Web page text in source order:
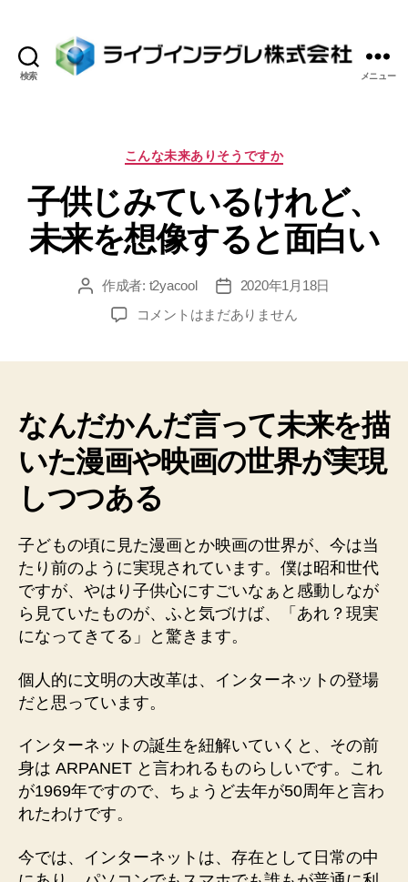
検索
イ
テ
グ
レ
株
会
社
メニュー
カ
ゴ
リ
ー
こんな未来ありそうですか
子供じみているけれど、
未来を想像すると面白い
投 作成者: t2yacool
投
稿
2020年1月18日
子
い
る
け
れ
ど、
未
を
想
像
す
る
面
白
い
の
コメントはまだありません
なんだかんだ言って未来を描
いた漫画や映画の世界が実現
しつつある
子どもの頃に見た漫画とか映画の世界が、今は当
たり前のように実現されています。僕は昭和世代
ですが、やはり子供心にすごいなぁと感動しなが
ら見ていたものが、ふと気づけば、「あれ？現実
になってきてる」と驚きます。
個人的に文明の大改革は、インターネットの登場
だと思っています。
インターネットの誕生を紐解いていくと、その前
身は ARPANET と言われるものらしいです。これ
が1969年ですので、ちょうど去年が50周年と言わ
れたわけです。
今では、インターネットは、存在として日常の中